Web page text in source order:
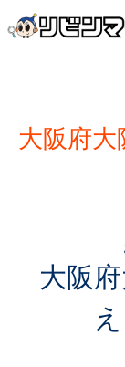
大阪府
大阪府